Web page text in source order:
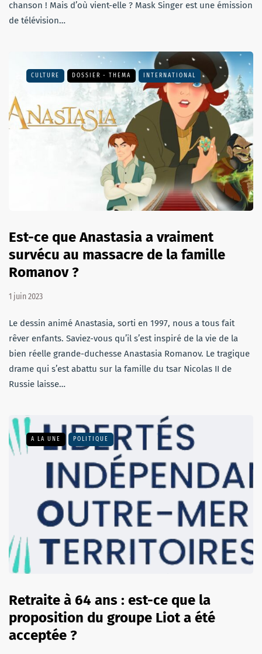
chanson ! Mais d’où vient-elle ? Mask Singer est une émission
de télévision…
CULTURE DOSSIER - THEMA INTERNATIONAL
Est-ce que Anastasia a vraiment
survécu au massacre de la famille
Romanov ?
1 juin 2023
Le dessin animé Anastasia, sorti en 1997, nous a tous fait
rêver enfants. Saviez-vous qu’il s’est inspiré de la vie de la
bien réelle grande-duchesse Anastasia Romanov. Le tragique
drame qui s’est abattu sur la famille du tsar Nicolas II de
Russie laisse…
A LA UNE POLITIQUE
Retraite à 64 ans : est-ce que la
proposition du groupe Liot a été
acceptée ?